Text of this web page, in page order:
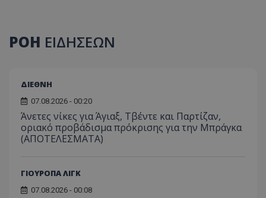
ΡΟΗ ΕΙΔΗΣΕΩΝ
ΔΙΕΘΝΗ
07.08.2026 - 00:20
Άνετες νίκες για Άγιαξ, Τβέντε και Παρτίζαν,
οριακό προβάδισμα πρόκρισης για την Μπράγκα
(ΑΠΟΤΕΛΕΣΜΑΤΑ)
ΓΙΟΥΡΟΠΑ ΛΙΓΚ
07.08.2026 - 00:08